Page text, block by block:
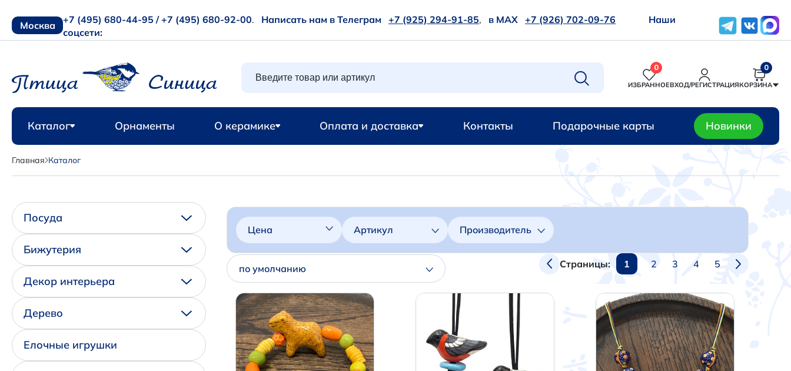
Москва +7 (495) 680-44-95 / +7 (495) 680-92-00. Написать нам в Телеграм +7 (925) 294-91-85, в MAX +7 (926) 702-09-76
Наши
соцсети:
0
ИЗБРАННОЕВХОД/РЕГИСТРАЦИЯ
0
КОРЗИНА
Каталог Орнаменты О керамике Оплата и доставка Контакты Подарочные карты Новинки
Главная Каталог
Посуда
Бижутерия
Декор интерьера
Дерево
Елочные игрушки
Цена Артикул Производитель
по умолчанию Страницы: 1 2 3 4 5